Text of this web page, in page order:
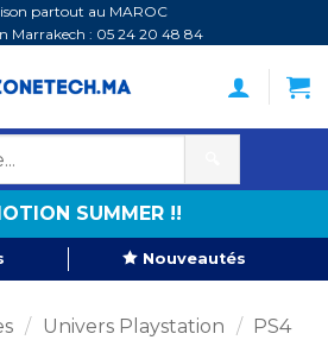
partout au MAROC
Marrakech : 05 24 20 48 84
SUMMER !!
Nouveautés
/ Univers Playstation / PS4